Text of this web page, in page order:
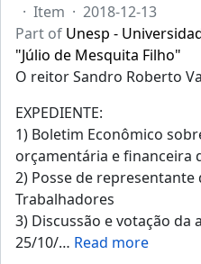
· Item · 2018-12-13
Part of Unesp -
"Júlio de Mesquita Filho"
O reitor Sandro Roberto
EXPEDIENTE:
1) Boletim Econômico
orçamentária e financeira
2) Posse de representante
Trabalhadores
3) Discussão e votação da
25/10/… Read more